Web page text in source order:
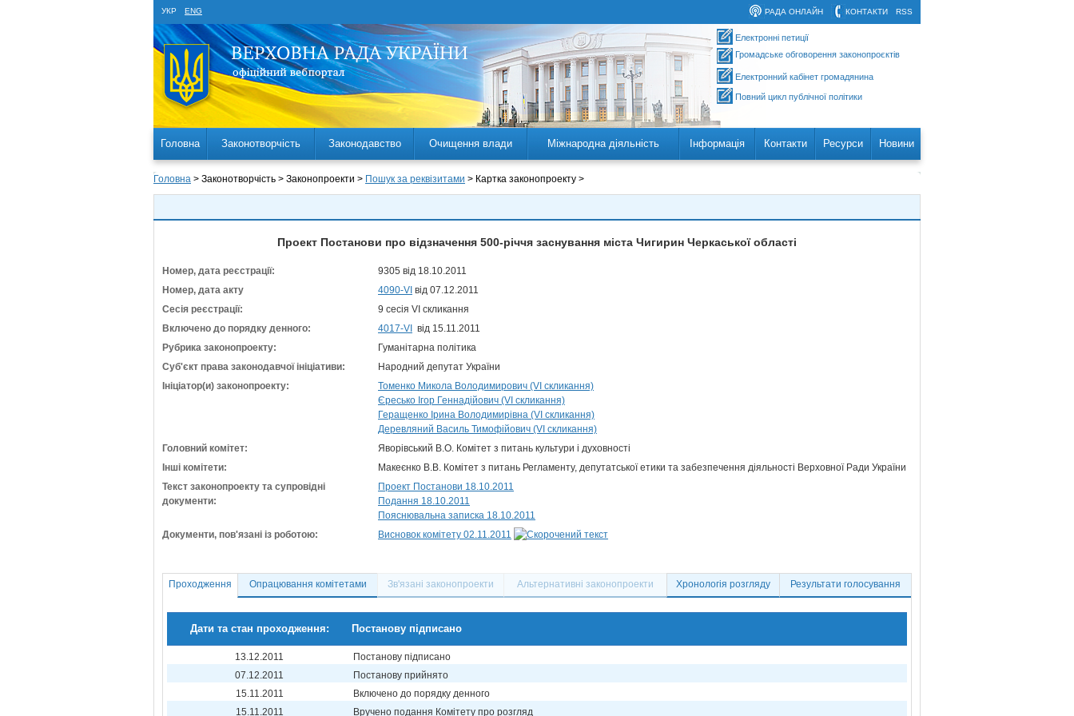
УКР ENG RSS
КОНТАКТИ
РАДА ОНЛАЙН
Електронні петиції
Громадське обговорення законопроєктів
Електронний кабінет громадянина
Повний цикл публічної політики
Головна Законотворчість Законодавство Очищення влади Міжнародна діяльність Інформація Контакти Ресурси Новини
Головна > Законотворчість > Законопроекти > Пошук за реквізитами > Картка законопроекту >
Проект Постанови про відзначення 500-річчя заснування міста Чигирин Черкаської області
Номер, дата реєстрації:
9305 від 18.10.2011
Номер, дата акту
4090-VI від 07.12.2011
Сесія реєстрації:
9 сесія VI скликання
Включено до порядку денного:
4017-VI
від 15.11.2011
Рубрика законопроекту:
Гуманітарна політика
Суб'єкт права законодавчої ініціативи:
Народний депутат України
Ініціатор(и) законопроекту:
Томенко Микола Володимирович (VI скликання)
Єресько Ігор Геннадійович (VI скликання)
Геращенко Ірина Володимирівна (VI скликання)
Деревляний Василь Тимофійович (VI скликання)
Головний комітет:
Яворівський В.О. Комітет з питань культури і духовності
Інші комітети:
Макеєнко В.В. Комітет з питань Регламенту, депутатської етики та забезпечення діяльності Верховної Ради України
Текст законопроекту та супровідні
документи:
Проект Постанови 18.10.2011
Подання 18.10.2011
Пояснювальна записка 18.10.2011
Документи, пов'язані із роботою:
Висновок комітету 02.11.2011
Проходження Опрацювання комітетами Зв'язані законопроекти Альтернативні законопроекти Хронологія розгляду Результати голосування
Дати та стан проходження: Постанову підписано
13.12.2011
Постанову підписано
07.12.2011
Постанову прийнято
15.11.2011
Включено до порядку денного
15.11.2011
Вручено подання Комітету про розгляд